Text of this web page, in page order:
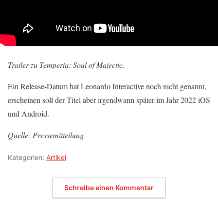
Trailer zu Temperia: Soul of Majectic.
Ein Release-Datum hat Leonardo Interactive noch nicht genannt,
erscheinen soll der Titel aber irgendwann später im Jahr 2022 iOS
und Android.
Quelle: Pressemitteilung
Kategorien: Artikel
Schreibe einen Kommentar